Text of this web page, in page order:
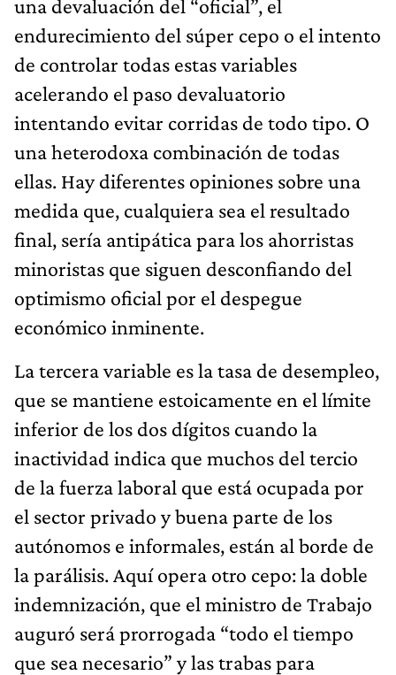
una devaluación del “oficial”, el
endurecimiento del súper cepo o el intento
de controlar todas estas variables
acelerando el paso devaluatorio
intentando evitar corridas de todo tipo. O
una heterodoxa combinación de todas
ellas. Hay diferentes opiniones sobre una
medida que, cualquiera sea el resultado
final, sería antipática para los ahorristas
minoristas que siguen desconfiando del
optimismo oficial por el despegue
económico inminente.
La tercera variable es la tasa de desempleo,
que se mantiene estoicamente en el límite
inferior de los dos dígitos cuando la
inactividad indica que muchos del tercio
de la fuerza laboral que está ocupada por
el sector privado y buena parte de los
autónomos e informales, están al borde de
la parálisis. Aquí opera otro cepo: la doble
indemnización, que el ministro de Trabajo
auguró será prorrogada “todo el tiempo
que sea necesario” y las trabas para